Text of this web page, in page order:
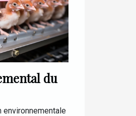
du
environnementale